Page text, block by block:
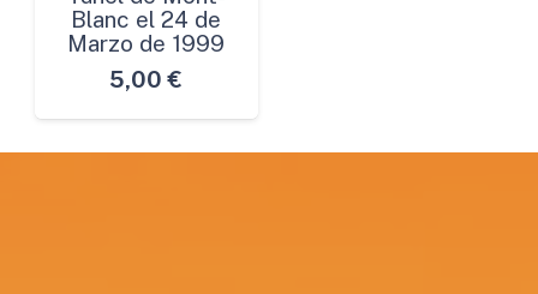
Blanc el 24 de
Marzo de 1999
5,00 €